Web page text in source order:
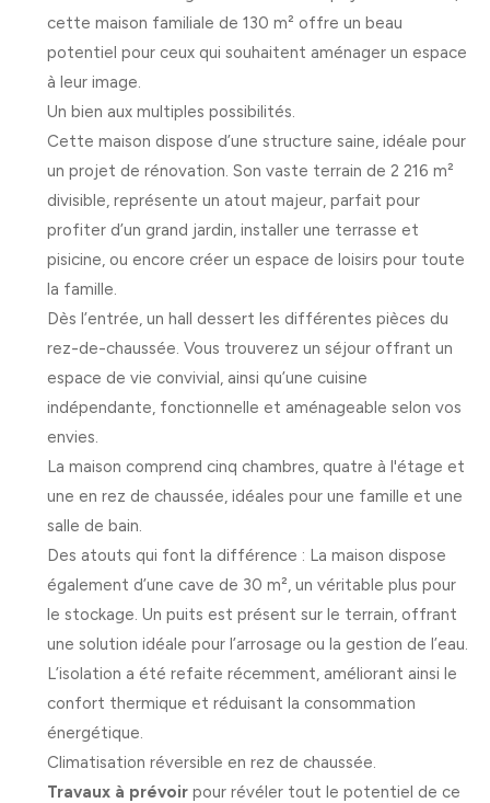
cette maison familiale de 130 m² offre un beau
potentiel pour ceux qui souhaitent aménager un espace
à leur image.
Un bien aux multiples possibilités.
Cette maison dispose d’une structure saine, idéale pour
un projet de rénovation. Son vaste terrain de 2 216 m²
divisible, représente un atout majeur, parfait pour
profiter d’un grand jardin, installer une terrasse et
pisicine, ou encore créer un espace de loisirs pour toute
la famille.
Dès l’entrée, un hall dessert les différentes pièces du
rez-de-chaussée. Vous trouverez un séjour offrant un
espace de vie convivial, ainsi qu’une cuisine
indépendante, fonctionnelle et aménageable selon vos
envies.
La maison comprend cinq chambres, quatre à l'étage et
une en rez de chaussée, idéales pour une famille et une
salle de bain.
Des atouts qui font la différence : La maison dispose
également d’une cave de 30 m², un véritable plus pour
le stockage. Un puits est présent sur le terrain, offrant
une solution idéale pour l’arrosage ou la gestion de l’eau.
L’isolation a été refaite récemment, améliorant ainsi le
confort thermique et réduisant la consommation
énergétique.
Climatisation réversible en rez de chaussée.
Travaux à prévoirpour révéler tout le potentiel de ce